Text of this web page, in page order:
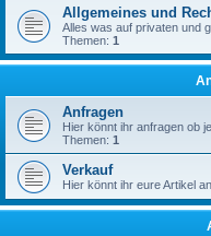
Allgemeines und
Alles was auf privaten und
Themen: 1
Anfragen
Hier könnt ihr anfragen ob
Themen: 1
Verkauf
Hier könnt ihr eure Artikel